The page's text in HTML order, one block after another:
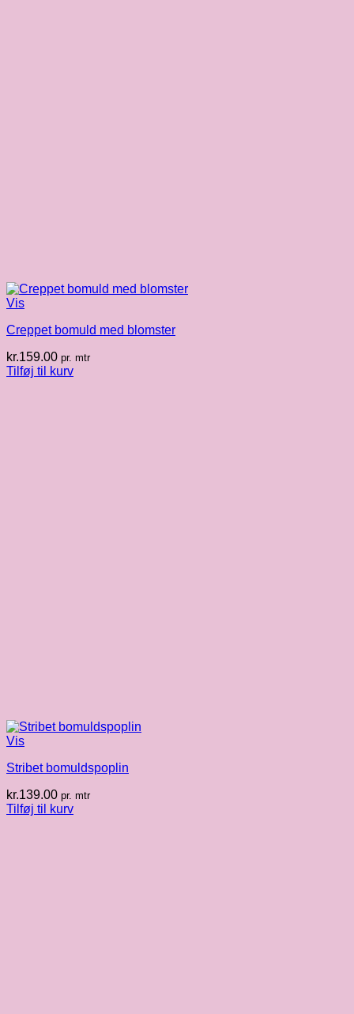
Vis
Creppet bomuld med blomster
kr.159.00 pr. mtr
Tilføj til kurv
Vis
Stribet bomuldspoplin
kr.139.00 pr. mtr
Tilføj til kurv